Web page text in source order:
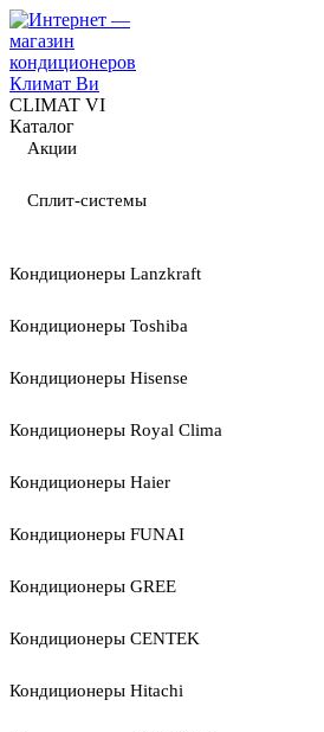
CLIMAT VI
Каталог
Акции
Сплит-системы
Кондиционеры Lanzkraft
Кондиционеры Toshiba
Кондиционеры Hisense
Кондиционеры Royal Clima
Кондиционеры Haier
Кондиционеры FUNAI
Кондиционеры GREE
Кондиционеры CENTEK
Кондиционеры Hitachi